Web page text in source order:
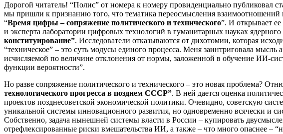
Дорогой читатель! “Полис” от номера к номеру провиденциально публиковал
мы пришли к признанию того, что тематика переосмысления
“Время цифры – сопряжение политического и технического”. И открывает ее
и эксперта лаборатории цифровых технологий в гуманитарных науках
конституирование”. Исследователи отказываются от дихотомии, которая
“техническое” – это суть модусы единого процесса. Меня заинтриговала мысль
исчисляемой по величине отклонения от нормы, заложенной в обучение ИИ-
функции вероятности”.
Но разве сопряжение политического и технического – это новая проблема?
технологического прогресса в позднем СССР”. В ней дается оценка
проектов позднесоветской экономической политики. Очевидно, советскую
уникальной системы инновационного развития, но одновременно всячески и
Собственно, задача нынешней системы власти в России – купировать
отрефлексированные риски вмешательства ИИ, а также – что много опаснее –